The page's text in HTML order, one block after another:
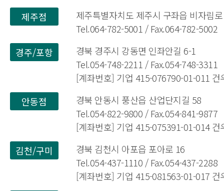
제주점
제주특별자치도 제주시 구좌읍 비자림
Tel.064-782-5001 / Fax.064-782-5002
경주/포항
경북 경주시 강동면 인좌안길 6-1
Tel.054-748-2211 / Fax.054-748-3311
[계좌번호] 기업 415-076790-01-011 건
안동점
경북 안동시 풍산읍 산업단지길 58
Tel.054-822-9800 / Fax.054-841-9877
[계좌번호] 기업 415-075391-01-014 건
김천/구미
경북 김천시 아포읍 포아로 16
Tel.054-437-1110 / Fax.054-437-2288
[계좌번호] 기업 415-081563-01-017 건